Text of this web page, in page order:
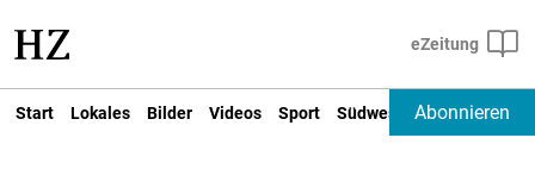
Start Lokales Bilder Videos Sport Südwest Deutschland
Abonnieren